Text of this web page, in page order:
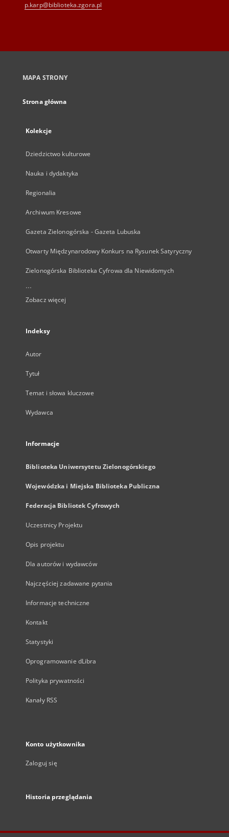
p.karp@biblioteka.zgora.pl
MAPA STRONY
Strona główna
Kolekcje
Dziedzictwo kulturowe
Nauka i dydaktyka
Regionalia
Archiwum Kresowe
Gazeta Zielonogórska - Gazeta Lubuska
Otwarty Międzynarodowy Konkurs na Rysunek Satyryczny
Zielonogórska Biblioteka Cyfrowa dla Niewidomych
...
Zobacz więcej
Indeksy
Autor
Tytuł
Temat i słowa kluczowe
Wydawca
Informacje
Biblioteka Uniwersytetu Zielonogórskiego
Wojewódzka i Miejska Biblioteka Publiczna
Federacja Bibliotek Cyfrowych
Uczestnicy Projektu
Opis projektu
Dla autorów i wydawców
Najczęściej zadawane pytania
Informacje techniczne
Kontakt
Statystyki
Oprogramowanie dLibra
Polityka prywatności
Kanały RSS
Konto użytkownika
Zaloguj się
Historia przeglądania